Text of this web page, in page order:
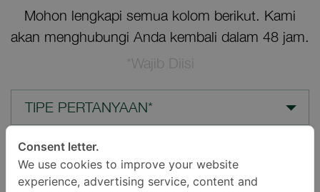
Mohon lengkapi semua kolom berikut. Kami
akan menghubungi Anda kembali dalam 48 jam.
*Wajib Diisi
TIPE PERTANYAAN*
LOKASI*
Consent letter.
We use cookies to improve your website
experience, advertising service, content and